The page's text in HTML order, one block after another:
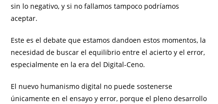
sin lo negativo, y si no fallamos tampoco podríamos
aceptar.
Este es el debate que estamos dandoen estos momentos, la
necesidad de buscar el equilibrio entre el acierto y el error,
especialmente en la era del Digital-Ceno.
El nuevo humanismo digital no puede sostenerse
únicamente en el ensayo y error, porque el pleno desarrollo